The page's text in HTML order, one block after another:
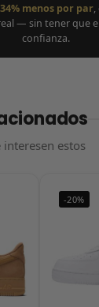
menos por par
— sin tener que
confianza.
estos
-20%